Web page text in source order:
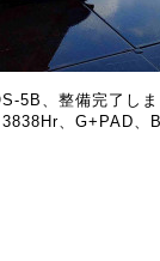
5B、整備完了しま
、G+PAD、